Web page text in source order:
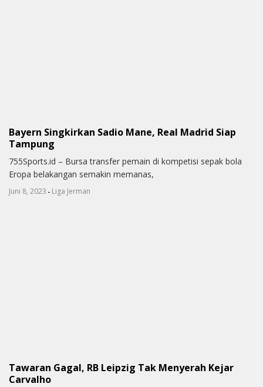
Bayern Singkirkan Sadio Mane, Real Madrid Siap
Tampung
755Sports.id – Bursa transfer pemain di kompetisi sepak bola
Eropa belakangan semakin memanas,
Juni 8, 2023 - Liga Jerman
Tawaran Gagal, RB Leipzig Tak Menyerah Kejar
Carvalho